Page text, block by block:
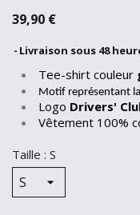
39,90 €
Livraison sous 48
Tee-shirt couleur
Motif représentant la
Logo Drivers'
Vêtement 100%
Taille : S